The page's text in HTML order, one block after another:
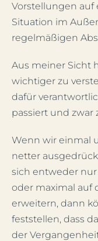
Vorstellungen auf
Situation im
regelmäßigen
Aus meiner Sicht
wichtiger zu
dafür
passiert und zwar
Wenn wir einmal
netter
sich entweder
oder maximal auf
erweitern, dann
feststellen, dass
der